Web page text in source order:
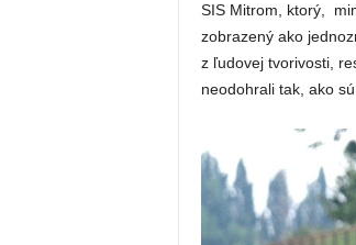
SIS Mitrom, ktorý,
zobrazený ako
z ľudovej tvorivosti,
neodohrali tak, ako